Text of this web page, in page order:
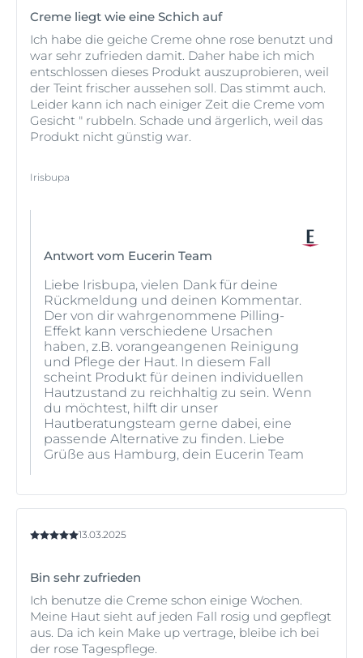
Creme liegt wie eine Schich auf
Ich habe die geiche Creme ohne rose benutzt und
war sehr zufrieden damit. Daher habe ich mich
entschlossen dieses Produkt auszuprobieren, weil
der Teint frischer aussehen soll. Das stimmt auch.
Leider kann ich nach einiger Zeit die Creme vom
Gesicht " rubbeln. Schade und ärgerlich, weil das
Produkt nicht günstig war.
Irisbupa
Antwort vom Eucerin Team
Liebe Irisbupa, vielen Dank für deine
Rückmeldung und deinen Kommentar.
Der von dir wahrgenommene Pilling-
Effekt kann verschiedene Ursachen
haben, z.B. vorangeangenen Reinigung
und Pflege der Haut. In diesem Fall
scheint Produkt für deinen individuellen
Hautzustand zu reichhaltig zu sein. Wenn
du möchtest, hilft dir unser
Hautberatungsteam gerne dabei, eine
passende Alternative zu finden. Liebe
Grüße aus Hamburg, dein Eucerin Team
13.03.2025
Bin sehr zufrieden
Ich benutze die Creme schon einige Wochen.
Meine Haut sieht auf jeden Fall rosig und gepflegt
aus. Da ich kein Make up vertrage, bleibe ich bei
der rose Tagespflege.